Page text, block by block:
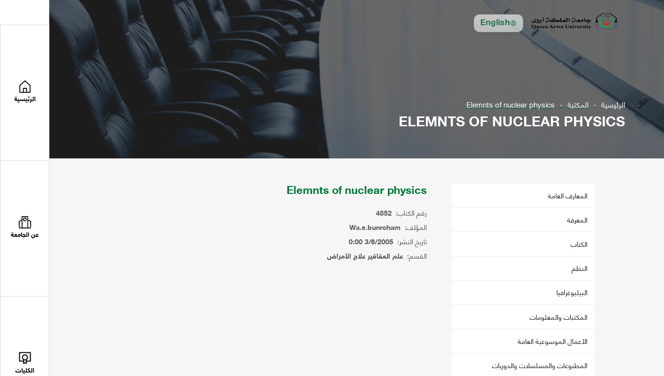
English
الرئيسية
عن الجامعة
الكليات
الرئيسية المكتبة Elemnts of nuclear physics
ELEMNTS OF NUCLEAR PHYSICS
المعارف العامة
المعرفة
الكتاب
النظم
البيليوغرافيا
المكتبات والمعلومات
الأعمال الموسوعية العامة
المطبوعات والمسلسلات والدوريات
Elemnts of nuclear physics
رقم الكتاب: 4852
المؤلف: Wa.e.bunrcham
تاريخ النشر: 3/6/2005 0:00
القسم: علم العقاقير علاج الأمراض